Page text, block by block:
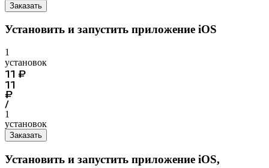
Заказать
Установить и запустить приложение iOS
1
установок
11 ₽
11
₽
/
1
установок
Заказать
Установить и запустить приложение iOS,